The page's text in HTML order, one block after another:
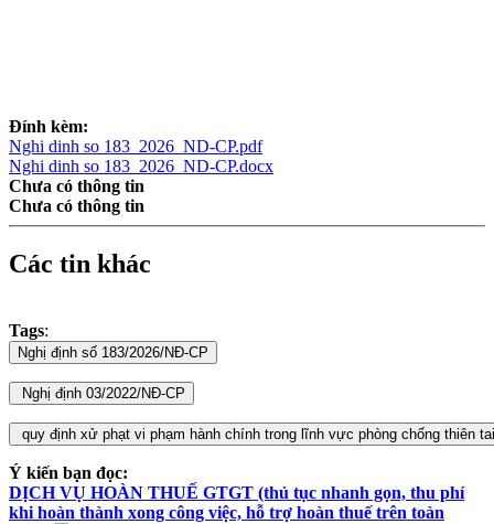
Đính kèm:
Nghi dinh so 183_2026_ND-CP.pdf
Nghi dinh so 183_2026_ND-CP.docx
Chưa có thông tin
Chưa có thông tin
Các tin khác
Tags:
Ý kiến bạn đọc:
DỊCH VỤ HOÀN THUẾ GTGT (thủ tục nhanh gọn, thu phí
khi hoàn thành xong công việc, hỗ trợ hoàn thuế trên toàn